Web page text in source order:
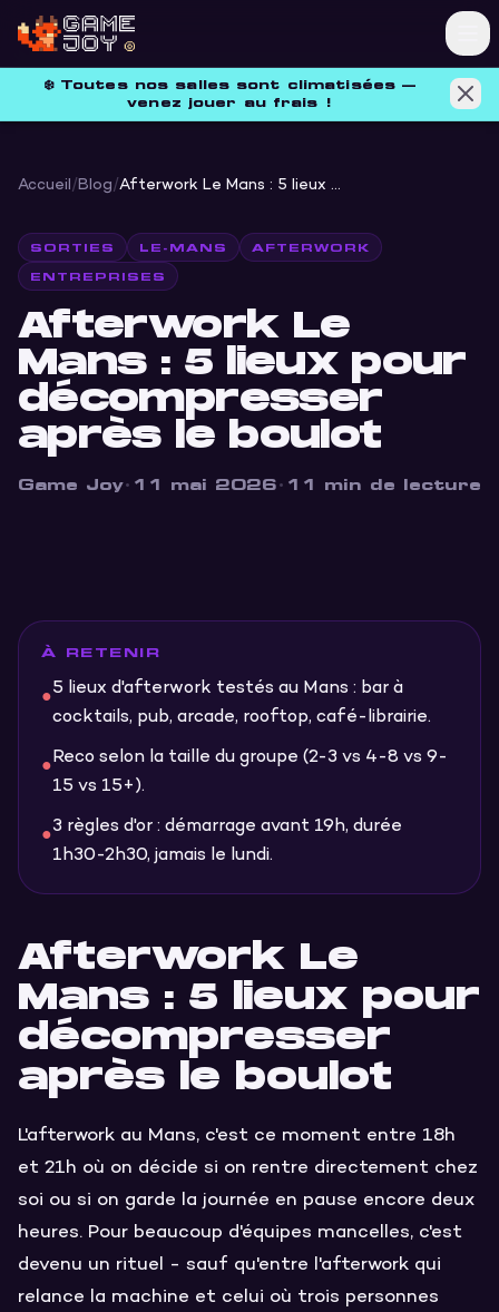
❄️ Toutes nos salles sont climatisées —
venez jouer au frais !
Accueil/Blog/ Afterwork Le Mans : 5 lieux pour décompresser après le boulot
SORTIES LE-MANS
AFTERWORK
ENTREPRISES
Afterwork Le
Mans : 5 lieux pour
décompresser
après le boulot
Game Joy· 11 mai 2026· 11 min de lecture
À RETENIR
●5 lieux d'afterwork testés au Mans : bar à
cocktails, pub, arcade, rooftop, café-librairie.
●Reco selon la taille du groupe (2-3 vs 4-8 vs 9-
15 vs 15+).
●3 règles d'or : démarrage avant 19h, durée
1h30-2h30, jamais le lundi.
Afterwork Le
Mans : 5 lieux pour
décompresser
après le boulot
L'afterwork au Mans, c'est ce moment entre 18h
et 21h où on décide si on rentre directement chez
soi ou si on garde la journée en pause encore deux
heures. Pour beaucoup d'équipes mancelles, c'est
devenu un rituel - sauf qu'entre l'afterwork qui
relance la machine et celui où trois personnes